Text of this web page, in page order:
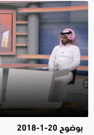
بوضوح 20-1-2018